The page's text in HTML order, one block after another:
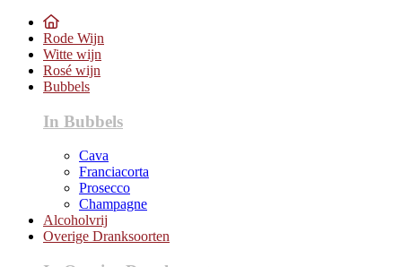
Rode Wijn
Witte wijn
Rosé wijn
Bubbels
In Bubbels
Cava
Franciacorta
Prosecco
Champagne
Alcoholvrij
Overige Dranksoorten